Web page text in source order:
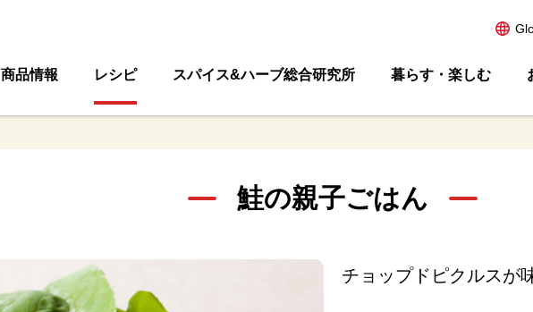
商品情報 レシピ スパイス&ハーブ総合研究所 暮らす・楽しむ
鮭の親子ごはん
チョップドピクルスが